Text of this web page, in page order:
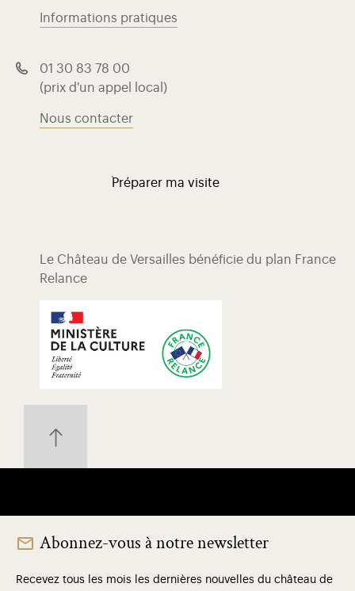
Informations pratiques
01 30 83 78 00
(prix d'un appel local)
Nous contacter
Préparer ma visite
Le Château de Versailles bénéficie du plan France
Relance
Abonnez-vous à notre newsletter
Recevez tous les mois les dernières nouvelles du château de